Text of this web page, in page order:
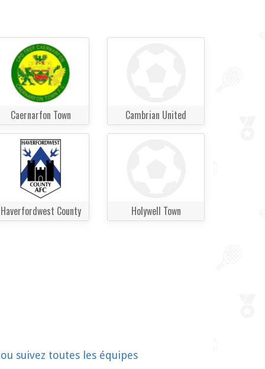
Caernarfon Town Cambrian United
Haverfordwest County Holywell Town
ou suivez toutes les équipes